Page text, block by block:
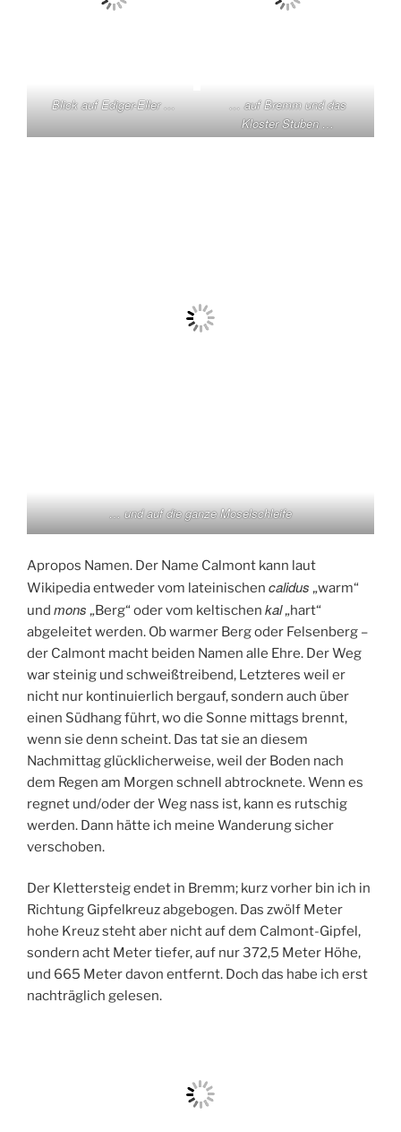
Blick auf Ediger-Eller …
… auf Bremm und das
Kloster Stuben …
… und auf die ganze Moselschleife
Apropos Namen. Der Name Calmont kann laut
Wikipedia entweder vom lateinischen calidus „warm“
und mons „Berg“ oder vom keltischen kal„hart“
abgeleitet werden. Ob warmer Berg oder Felsenberg –
der Calmont macht beiden Namen alle Ehre. Der Weg
war steinig und schweißtreibend, Letzteres weil er
nicht nur kontinuierlich bergauf, sondern auch über
einen Südhang führt, wo die Sonne mittags brennt,
wenn sie denn scheint. Das tat sie an diesem
Nachmittag glücklicherweise, weil der Boden nach
dem Regen am Morgen schnell abtrocknete. Wenn es
regnet und/oder der Weg nass ist, kann es rutschig
werden. Dann hätte ich meine Wanderung sicher
verschoben.
Der Klettersteig endet in Bremm; kurz vorher bin ich in
Richtung Gipfelkreuz abgebogen. Das zwölf Meter
hohe Kreuz steht aber nicht auf dem Calmont-Gipfel,
sondern acht Meter tiefer, auf nur 372,5 Meter Höhe,
und 665 Meter davon entfernt. Doch das habe ich erst
nachträglich gelesen.